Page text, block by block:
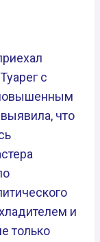
с
что
и
только